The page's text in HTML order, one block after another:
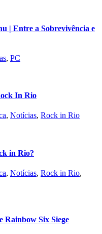
| Entre a Sobrevivência e
, PC
In Rio
, Notícias, Rock in Rio
in Rio?
, Notícias, Rock in Rio,
Rainbow Six Siege